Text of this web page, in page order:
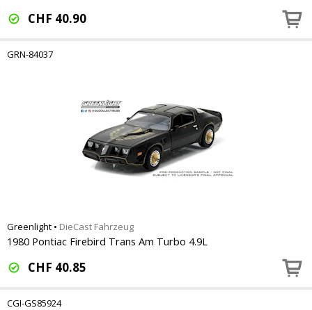
CHF 40.90
GRN-84037
Greenlight • DieCast Fahrzeug
1980 Pontiac Firebird Trans Am Turbo 4.9L
CHF 40.85
CGI-GS85924